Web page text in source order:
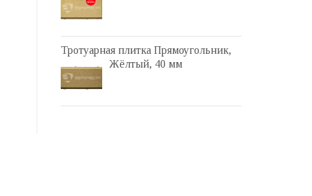
Тротуарная плитка Прямоугольник,
Жёлтый, 40 мм